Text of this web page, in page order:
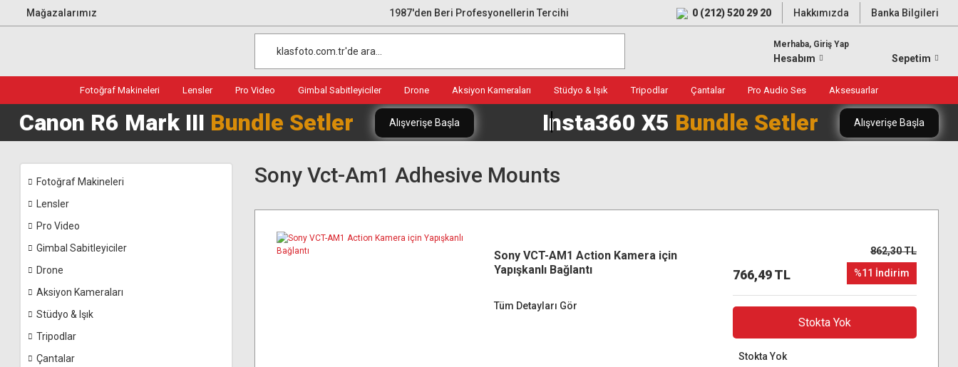
Mağazalarımız 1987'den Beri Profesyonellerin Tercihi 0 (212) 520 29 20 Hakkımızda Banka Bilgileri
Merhaba, Giriş Yap
Hesabım Sepetim
Fotoğraf Makineleri Lensler Pro Video Gimbal Sabitleyiciler Drone Aksiyon Kameraları Stüdyo & Işık Tripodlar Çantalar Pro Audio Ses Aksesuarlar
Canon R6 Mark III Bundle Setler Alışverişe Başla Insta360 X5 Bundle Setler Alışverişe Başla
Fotoğraf Makineleri
Lensler
Pro Video
Gimbal Sabitleyiciler
Drone
Aksiyon Kameraları
Stüdyo & Işık
Tripodlar
Çantalar
Sony Vct-Am1 Adhesive Mounts
Sony VCT-AM1 Action Kamera için
Yapışkanlı Bağlantı
Tüm Detayları Gör
766,49 TL
862,30 TL
%11 İndirim
Stokta Yok
Stokta Yok